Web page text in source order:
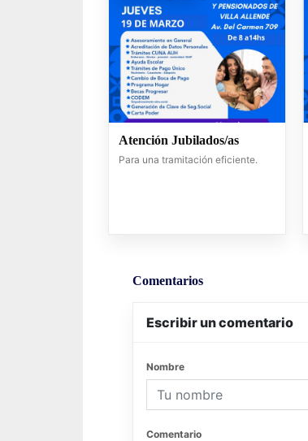
Atención Jubilados/as
Para una tramitación eficiente.
Comentarios
Escribir un comentario
Nombre
Comentario